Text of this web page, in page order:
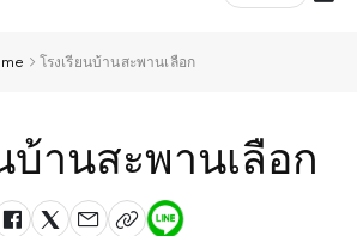
โรงเรียนบ้านสะพานเลือก
บ้านสะพานเลือก